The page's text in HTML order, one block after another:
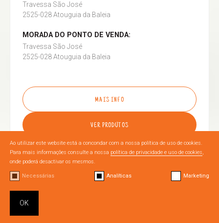
Ao utilizar este website está a concondar com a nossa política de uso de cookies.
Para mais informações consulte a nossa política de privacidade e uso de cookies,
onde poderá desactivar os mesmos.
Necessárias Analíticas Marketing
OK
Travessa São José
2525-028 Atouguia da Baleia
MORADA DO PONTO DE VENDA:
Travessa São José
2525-028 Atouguia da Baleia
MAIS INFO
VER PRODUTOS